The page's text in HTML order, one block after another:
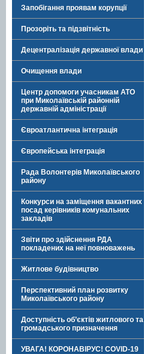
Запобігання проявам корупції
Прозоріть та підзвітність
Децентралізація державної влади
Очищення влади
Центр допомоги учасникам АТО
при Миколаївській районній
державній адміністрації
Євроатлантична інтеграція
Європейська інтеграція
Рада Волонтерів Миколаївського
району
Конкурси на заміщення вакантних
посад керівників комунальних
закладів
Звіти про здійснення РДА
покладених на неї повноважень
Житлове будівництво
Перспективний план розвитку
Миколаївського району
Доступність об’єктів житлового та
громадського призначення
УВАГА! КОРОНАВІРУС! COVID-19